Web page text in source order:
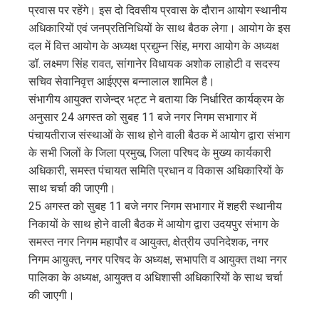
प्रवास पर रहेंगे। इस दो दिवसीय प्रवास के दौरान आयोग स्थानीय
अधिकारियों एवं जनप्रतिनिधियों के साथ बैठक लेगा। आयोग के इस
दल में वित्त आयोग के अध्यक्ष प्रद्युम्न सिंह, मगरा आयोग के अध्यक्ष
डॉ. लक्ष्मण सिंह रावत, सांगानेर विधायक अशोक लाहोटी व सदस्य
सचिव सेवानिवृत्त आईएएस बन्नालाल शामिल है।
संभागीय आयुक्त राजेन्द्र भट्ट ने बताया कि निर्धारित कार्यक्रम के
अनुसार 24 अगस्त को सुबह 11 बजे नगर निगम सभागार में
पंचायतीराज संस्थाओं के साथ होने वाली बैठक में आयोग द्वारा संभाग
के सभी जिलों के जिला प्रमुख, जिला परिषद के मुख्य कार्यकारी
अधिकारी, समस्त पंचायत समिति प्रधान व विकास अधिकारियों के
साथ चर्चा की जाएगी।
25 अगस्त को सुबह 11 बजे नगर निगम सभागार में शहरी स्थानीय
निकायों के साथ होने वाली बैठक में आयोग द्वारा उदयपुर संभाग के
समस्त नगर निगम महापौर व आयुक्त, क्षेत्रीय उपनिदेशक, नगर
निगम आयुक्त, नगर परिषद के अध्यक्ष, सभापति व आयुक्त तथा नगर
पालिका के अध्यक्ष, आयुक्त व अधिशासी अधिकारियों के साथ चर्चा
की जाएगी।